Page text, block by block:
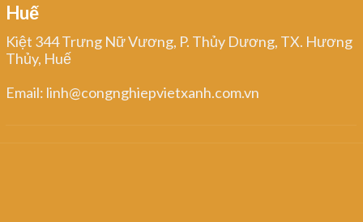
Huế
Kiệt 344 Trưng Nữ Vương, P. Thủy Dương, TX. Hương
Thủy, Huế
Email: linh@congnghiepvietxanh.com.vn